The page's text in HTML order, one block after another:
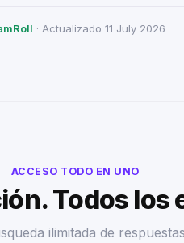
· Actualizado 11 July 2026
ACCESO TODO EN UNO
Todos los
ilimitada de